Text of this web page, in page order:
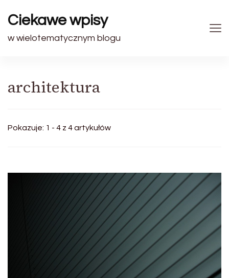
Ciekawe wpisy
w wielotematycznym blogu
architektura
Pokazuje: 1 - 4 z 4 artykułów